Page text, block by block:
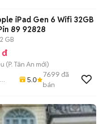
iPad Gen 6 Wifi 32GB
89 92828
GB
đ
(P. Tân An mới)
5.0
7699 đã
bán